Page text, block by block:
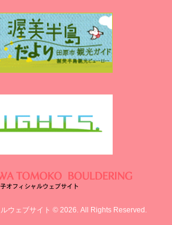
ウェブサイト © 2026. All Rights Reserved.